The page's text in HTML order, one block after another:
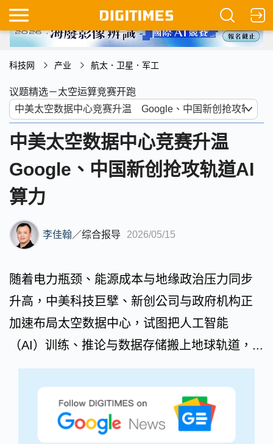
科技网 产业 航太．卫星．军工
议题精选－太空运算竞赛开跑
中美太空数据中心竞赛升温
Google、中国新创抢攻轨道AI
算力
李佳翰／综合报导 2026/05/15
随着电力瓶颈、能源成本与地缘政治压力同步
升高，中美科技巨擘、新创公司与政府机构正
加速布局太空数据中心，试图把人工智能
（AI）训练、推论与数据存储搬上地球轨道，...